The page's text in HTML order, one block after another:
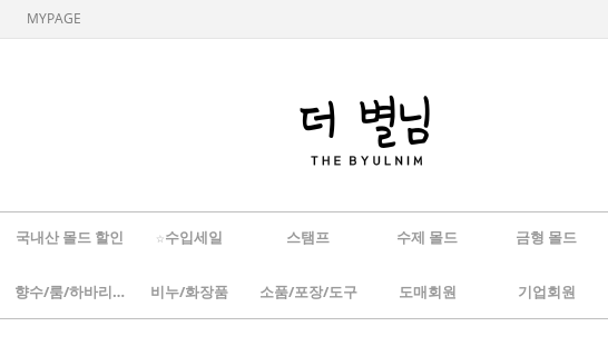
MYPAGE
국내산 몰드 할인 ☆수입세일 스탬프 수제 몰드 금형 몰드
향수/룸/하바리움 비누/화장품 소품/포장/도구 도매회원 기업회원